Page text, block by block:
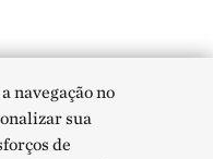
navegação no
sua
de